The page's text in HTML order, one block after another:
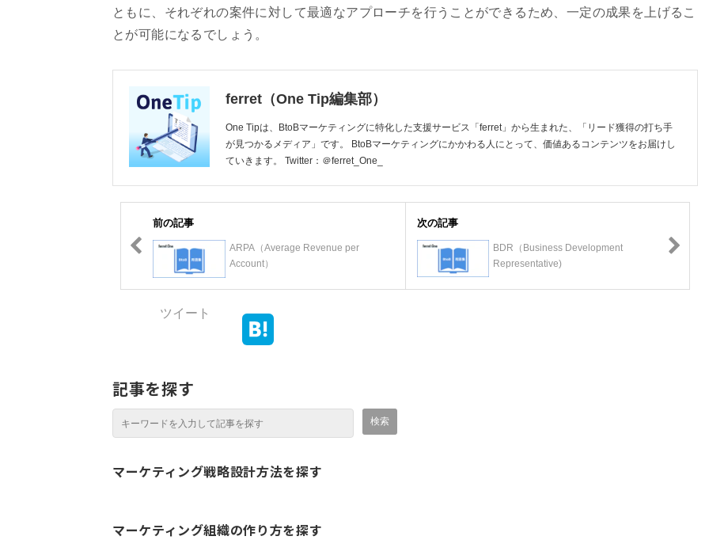
ともに、それぞれの案件に対して最適なアプローチを行うことができるため、一定の成果を上げるこ
とが可能になるでしょう。
ferret（One Tip編集部）
One Tipは、BtoBマーケティングに特化した支援サービス「ferret」から生まれた、「リード獲得の打ち手
が見つかるメディア」です。 BtoBマーケティングにかかわる人にとって、価値あるコンテンツをお届けし
ていきます。 Twitter：＠ferret_One_
前の記事
ARPA（Average Revenue per
Account）
次の記事
BDR（Business Development
Representative)
ツイート
記事を探す
マーケティング戦略設計方法を探す
マーケティング組織の作り方を探す